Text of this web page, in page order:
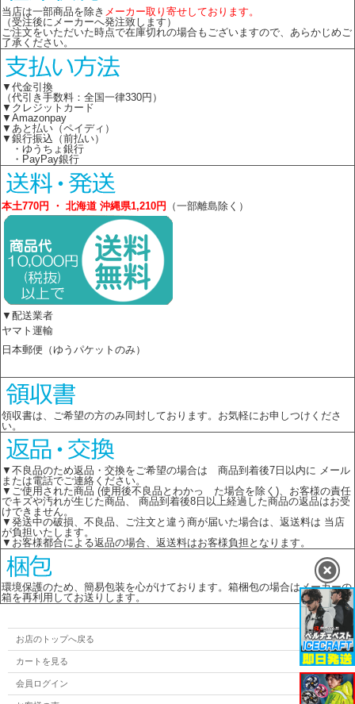
当店は一部商品を除き メーカー取り寄せしております。
（受注後にメーカーへ発注致します）
ご注文をいただいた時点で在庫切れの場合もございますので、あらかじめご
了承ください。
▼代金引換
（代引き手数料：全国一律330円）
▼クレジットカード
▼Amazonpay
▼あと払い（ペイディ）
▼銀行振込（前払い）
・ゆうちょ銀行
・PayPay銀行
本土770円 ・ 北海道 沖縄県1,210円 （一部離島除く）
▼配送業者
ヤマト運輸
日本郵便（ゆうパケットのみ）
領収書は、ご希望の方のみ同封しております。お気軽にお申しつけくださ
い。
▼不良品のため返品・交換をご希望の場合は 商品到着後7日以内に メール
または電話でご連絡ください。
▼ご使用された商品 (使用後不良品とわかっ た場合を除く)、お客様の責任
でキズや汚れが生じた商品、 商品到着後8日以上経過した商品の返品はお受
けできません。
▼発送中の破損、不良品、ご注文と違う商が届いた場合は、返送料は 当店
が負担いたします。
▼お客様都合による返品の場合、返送料はお客様負担となります。
環境保護のため、簡易包装を心がけております。箱梱包の場合はメーカーの
箱を再利用してお送りします。
お店のトップへ戻る
カートを見る
会員ログイン